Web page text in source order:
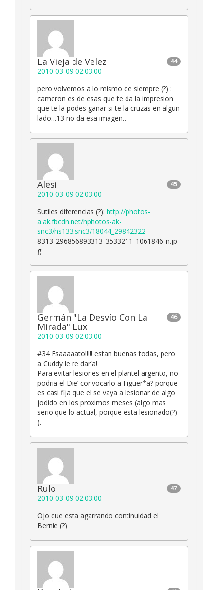
44
La Vieja de Velez
2010-03-09 02:03:00
pero volvemos a lo mismo de siempre (?) :
cameron es de esas que te da la impresion
que te la podes ganar si te la cruzas en algun
lado…13 no da esa imagen…
45
Alesi
2010-03-09 02:03:00
Sutiles diferencias (?): http://photos-
a.ak.fbcdn.net/hphotos-ak-
snc3/hs133.snc3/18044_29842322
8313_296856893313_3533211_1061846_n.jp
g
46
Germán "La Desvío Con La
Mirada" Lux
2010-03-09 02:03:00
#34 Esaaaaato!!!!! estan buenas todas, pero
a Cuddy le re daría!
Para evitar lesiones en el plantel argento, no
podria el Die’ convocarlo a Figuer*a? porque
es casi fija que el se vaya a lesionar de algo
jodido en los proximos meses (algo mas
serio que lo actual, porque esta lesionado(?)
).
47
Rulo
2010-03-09 02:03:00
Ojo que esta agarrando continuidad el
Bernie (?)